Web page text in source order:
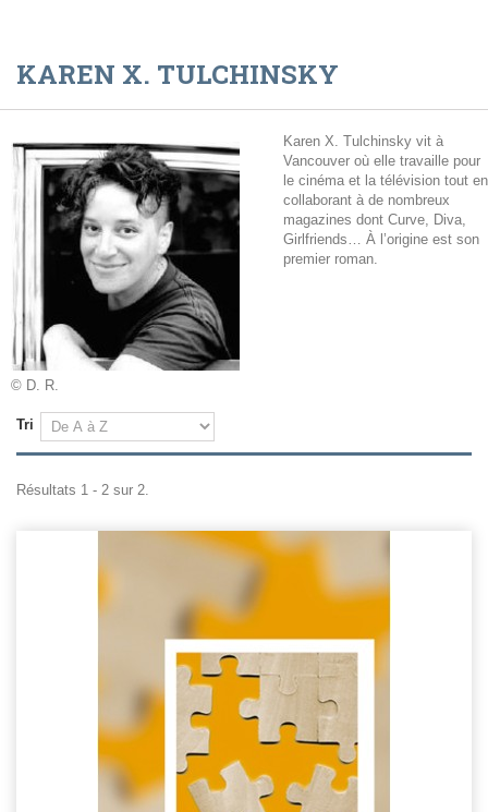
KAREN X. TULCHINSKY
© D. R.
Karen X. Tulchinsky vit à
Vancouver où elle travaille pour
le cinéma et la télévision tout en
collaborant à de nombreux
magazines dont Curve, Diva,
Girlfriends… À l’origine est son
premier roman.
Tri
Résultats 1 - 2 sur 2.